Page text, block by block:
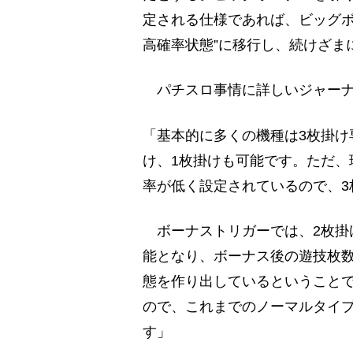
定される仕様であれば、ビッグ
高確率状態”に移行し、続けざ
パチスロ事情に詳しいジャー
「基本的に多くの機種は3枚掛
け、1枚掛けも可能です。ただ
率が低く設定されているので、
ボーナストリガーでは、2枚掛
能となり、ボーナス後の遊技枚
態を作り出しているということ
ので、これまでのノーマルタイ
す」